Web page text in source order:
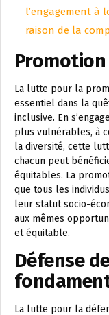
l’engagement à
raison de la
La lutte pour la
essentiel dans la
inclusive. En
plus vulnérables, à
la diversité, cette
chacun peut
équitables. La
que tous les
leur statut socio-
aux mêmes
et équitable.
Défense
La lutte pour la